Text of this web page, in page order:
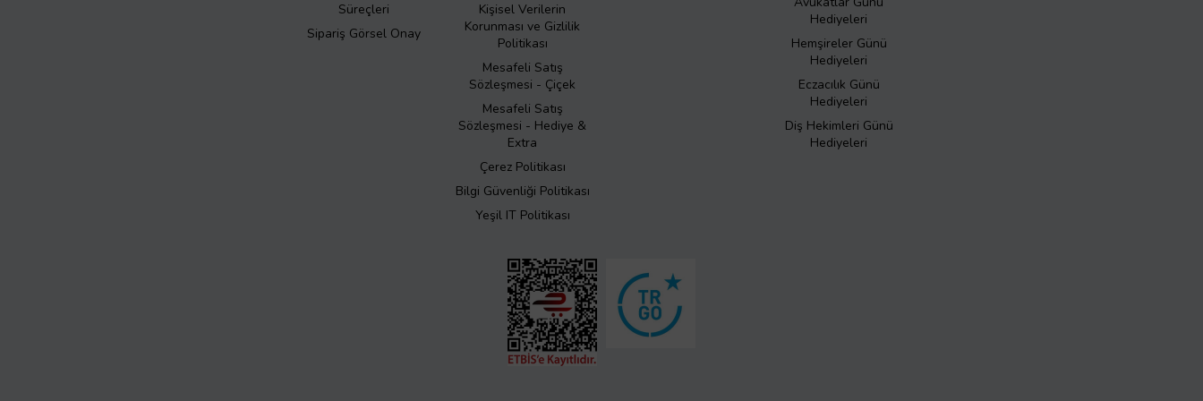
Süreçleri
Sipariş Görsel Onay
Kişisel Verilerin
Korunması ve Gizlilik
Politikası
Mesafeli Satış
Sözleşmesi - Çiçek
Mesafeli Satış
Sözleşmesi - Hediye &
Extra
Çerez Politikası
Bilgi Güvenliği Politikası
Yeşil IT Politikası
Hediyeleri
Hemşireler Günü
Hediyeleri
Eczacılık Günü
Hediyeleri
Diş Hekimleri Günü
Hediyeleri